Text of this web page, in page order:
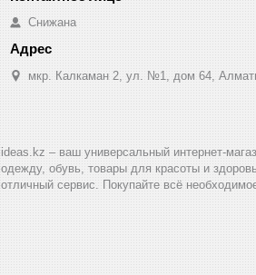
Снижана
мкр. Калкаман 2, ул. №1, дом 64,
ideas.kz – ваш универсальный интернет-
одежду, обувь, товары для красоты и
отличный сервис. Покупайте всё